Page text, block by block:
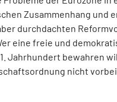
Zusammenhang und
durchdachten
eine freie und
Jahrhundert bewahren
nicht vorbei.